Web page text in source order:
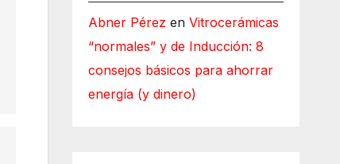
Abner Pérez en Vitrocerámicas
“normales” y de Inducción: 8
consejos básicos para ahorrar
energía (y dinero)